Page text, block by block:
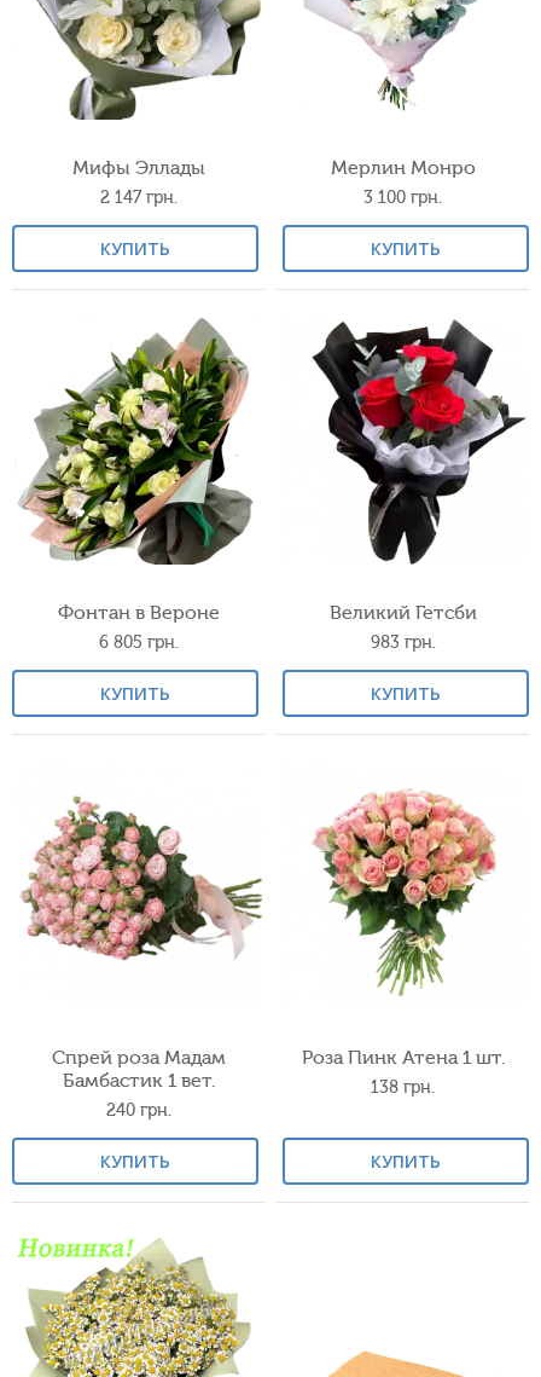
Мифы Эллады
2 147грн.
КУПИТЬ
Мерлин Монро
3 100 грн.
КУПИТЬ
Фонтан в Вероне
6 805 грн.
КУПИТЬ
Великий Гетсби
983 грн.
КУПИТЬ
Спрей роза Мадам
Бамбастик 1 вет.
240 грн.
КУПИТЬ
Роза Пинк Атена 1 шт.
138 грн.
КУПИТЬ